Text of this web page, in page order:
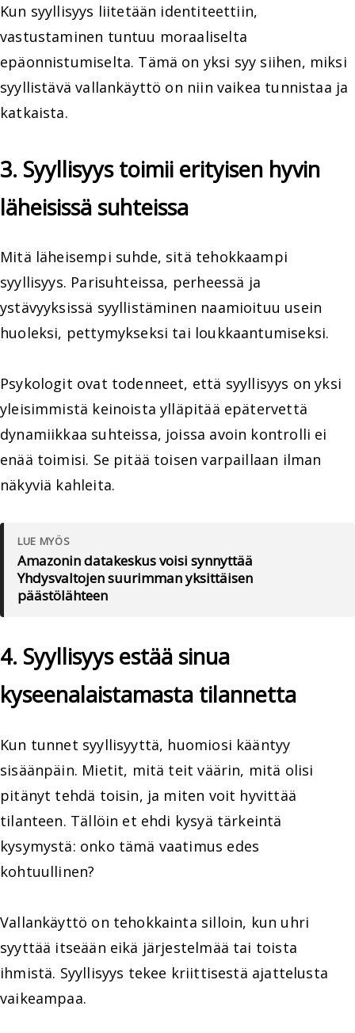
Kun syyllisyys liitetään identiteettiin,
vastustaminen tuntuu moraaliselta
epäonnistumiselta. Tämä on yksi syy siihen, miksi
syyllistävä vallankäyttö on niin vaikea tunnistaa ja
katkaista.
3. Syyllisyys toimii erityisen hyvin
läheisissä suhteissa
Mitä läheisempi suhde, sitä tehokkaampi
syyllisyys. Parisuhteissa, perheessä ja
ystävyyksissä syyllistäminen naamioituu usein
huoleksi, pettymykseksi tai loukkaantumiseksi.
Psykologit ovat todenneet, että syyllisyys on yksi
yleisimmistä keinoista ylläpitää epätervettä
dynamiikkaa suhteissa, joissa avoin kontrolli ei
enää toimisi. Se pitää toisen varpaillaan ilman
näkyviä kahleita.
LUE MYÖS
Amazonin datakeskus voisi synnyttää
Yhdysvaltojen suurimman yksittäisen
päästölähteen
4. Syyllisyys estää sinua
kyseenalaistamasta tilannetta
Kun tunnet syyllisyyttä, huomiosi kääntyy
sisäänpäin. Mietit, mitä teit väärin, mitä olisi
pitänyt tehdä toisin, ja miten voit hyvittää
tilanteen. Tällöin et ehdi kysyä tärkeintä
kysymystä: onko tämä vaatimus edes
kohtuullinen?
Vallankäyttö on tehokkainta silloin, kun uhri
syyttää itseään eikä järjestelmää tai toista
ihmistä. Syyllisyys tekee kriittisestä ajattelusta
vaikeampaa.